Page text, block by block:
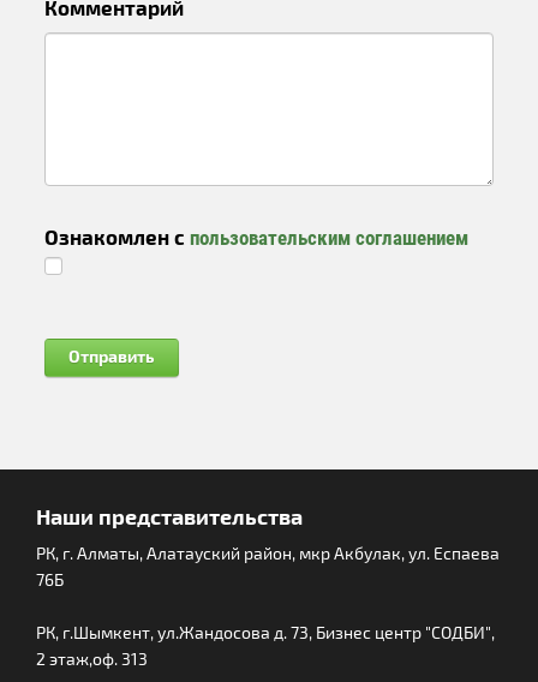
Комментарий
Ознакомлен с пользовательским соглашением
Наши представительства
РК, г. Алматы, Алатауский район, мкр Акбулак, ул. Еспаева
76Б
РК, г.Шымкент, ул.Жандосова д. 73, Бизнес центр "СОДБИ",
2 этаж,оф. 313